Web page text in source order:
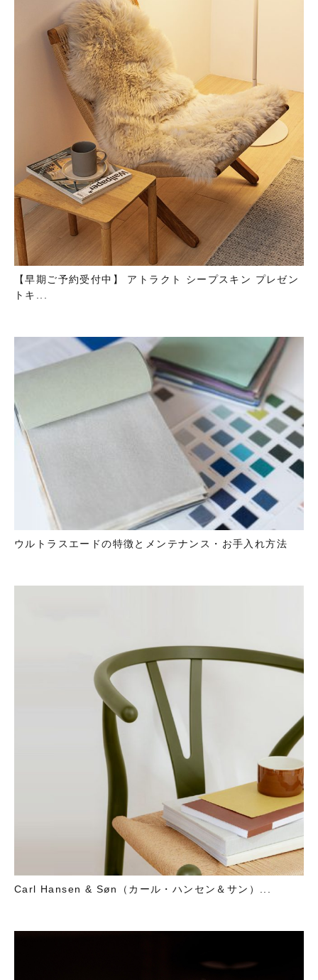
【早期ご予約受付中】 アトラクト シープスキン プレゼン
トキ...
ウルトラスエードの特徴とメンテナンス・お手入れ方法
Carl Hansen & Søn（カール・ハンセン＆サン）...